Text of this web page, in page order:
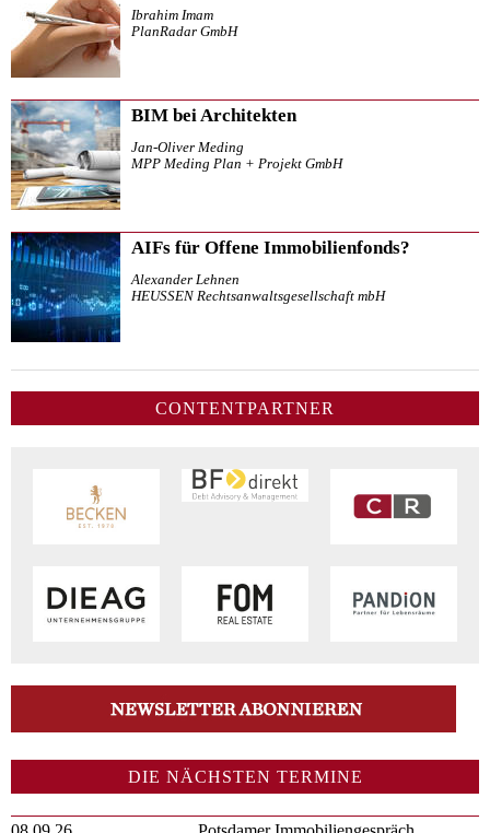
Ibrahim Imam
PlanRadar GmbH
BIM bei Architekten
Jan-Oliver Meding
MPP Meding Plan + Projekt GmbH
AIFs für Offene Immobilienfonds?
Alexander Lehnen
HEUSSEN Rechtsanwaltsgesellschaft mbH
CONTENTPARTNER
DIE NÄCHSTEN TERMINE